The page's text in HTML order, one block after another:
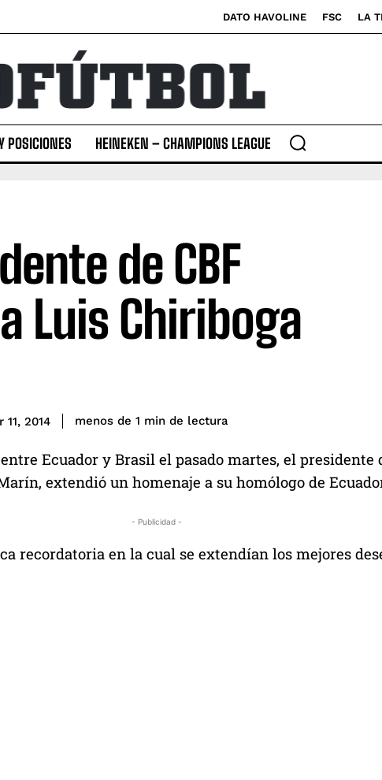
DATO HAVOLINE FSC LA
POSICIONES HEINEKEN – CHAMPIONS LEAGUE
de CBF
Luis Chiriboga
2014 menos de 1 min de lectura
Ecuador y Brasil el pasado martes, el presidente
extendió un homenaje a su homólogo de
- Publicidad -
recordatoria en la cual se extendían los mejores